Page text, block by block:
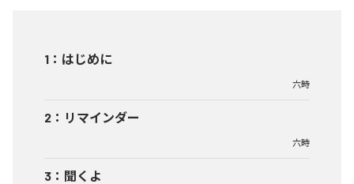
1 ： はじめに
六時
2 ： リマインダー
六時
3 ： 聞くよ